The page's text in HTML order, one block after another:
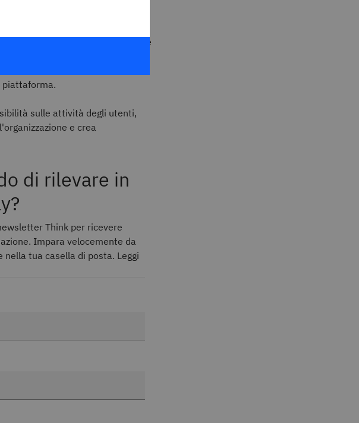
nell'ecosistema digitale
delle attività e
piattaforma.
sulle attività degli utenti,
e crea
di rilevare in
Think per ricevere
Impara velocemente da
tua casella di posta. Leggi